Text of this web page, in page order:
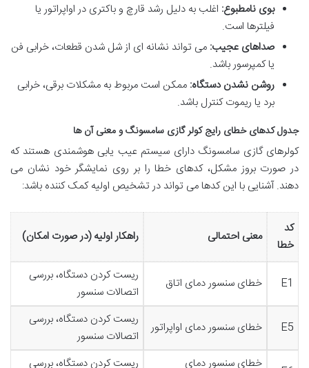
بوی نامطبوع: اغلب به دلیل رشد قارچ و باکتری در اواپراتور یا
فیلترها است.
صداهای عجیب: می تواند نشانه ای از شل شدن قطعات، خرابی فن
یا کمپرسور باشد.
روشن نشدن دستگاه: ممکن است مربوط به مشکلات برقی، خرابی
برد یا ریموت کنترل باشد.
جدول کدهای خطای رایج کولر گازی سامسونگ و معنی آن ها
کولرهای گازی سامسونگ دارای سیستم عیب یابی هوشمندی هستند که
در صورت بروز مشکل، کدهای خطا را بر روی نمایشگر خود نشان می
دهند. آشنایی با این کدها می تواند در تشخیص اولیه کمک کننده باشد:
کد
خطا
معنی احتمالی راهکار اولیه (در صورت امکان)
E1 خطای سنسور دمای اتاق
ریست کردن دستگاه، بررسی
اتصالات سنسور
E5 خطای سنسور دمای اواپراتور
ریست کردن دستگاه، بررسی
اتصالات سنسور
خطای سنسور دمای ریست کردن دستگاه، بررسی